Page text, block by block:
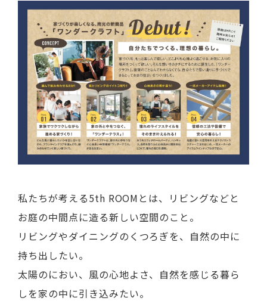
私たちが考える5th ROOMとは、
リビングなどと
お庭の中間点に造る新しい空間のこと。
リビングやダイニングのくつろぎを、自然の中に
持ち出したい。
太陽のにおい、風の心地よさ、自然を感じる暮ら
しを家の中に引き込みたい。